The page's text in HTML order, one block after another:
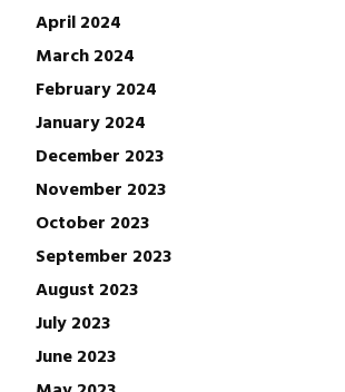
April 2024
March 2024
February 2024
January 2024
December 2023
November 2023
October 2023
September 2023
August 2023
July 2023
June 2023